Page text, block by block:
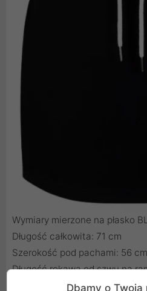
Wymiary mierzone na płasko
Długość całkowita: 71 cm
Szerokość pod pachami: 56 cm
Długość rękawa od szwu na
Dbamy o